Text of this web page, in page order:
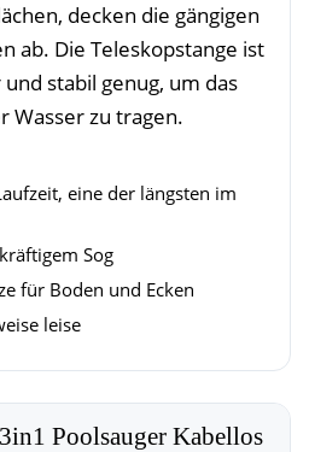
decken die gängigen
ab. Die Teleskopstange ist
stabil genug, um das
Wasser zu tragen.
eine der längsten im
Sog
für Boden und Ecken
leise
Poolsauger Kabellos